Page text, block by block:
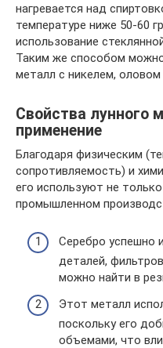
нагревается над
температуре ниже 50-60
использование
Таким же способом
металл с никелем,
Свойства лунного
применение
Благодаря физическим
сопротивляемость) и
его используют не
промышленном
Серебро успешно
деталей,
можно найти в
Этот металл
поскольку его
объемами, что